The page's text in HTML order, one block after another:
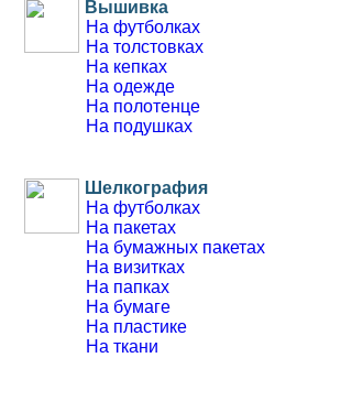
Вышивка
На футболках
На толстовках
На кепках
На одежде
На полотенце
На подушках
Шелкография
На футболках
На пакетах
На бумажных пакетах
На визитках
На папках
На бумаге
На пластике
На ткани